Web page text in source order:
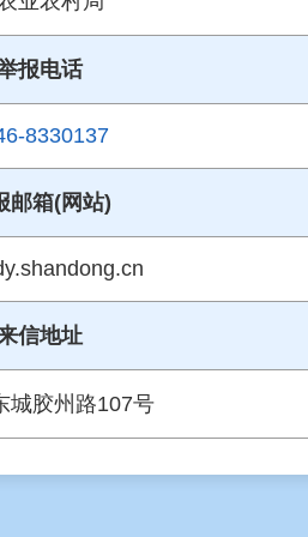
报电话
8330137
邮箱(网站)
信地址
城胶州路107号